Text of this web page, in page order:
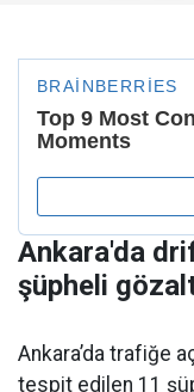
Ankara'da
şüpheli
Ankara’da trafiğe
tespit edilen 11